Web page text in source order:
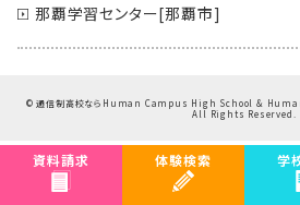
那覇学習センター[那覇市]
©通信制高校ならHuman Campus High School &
All Rights Reserved.
資料請求 体験検索 学